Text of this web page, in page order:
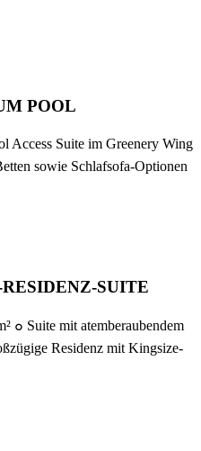
POOL
Access Suite im Greenery Wing
sowie Schlafsofa-Optionen
SUITE
๐ Suite mit atemberaubendem
Residenz mit Kingsize-